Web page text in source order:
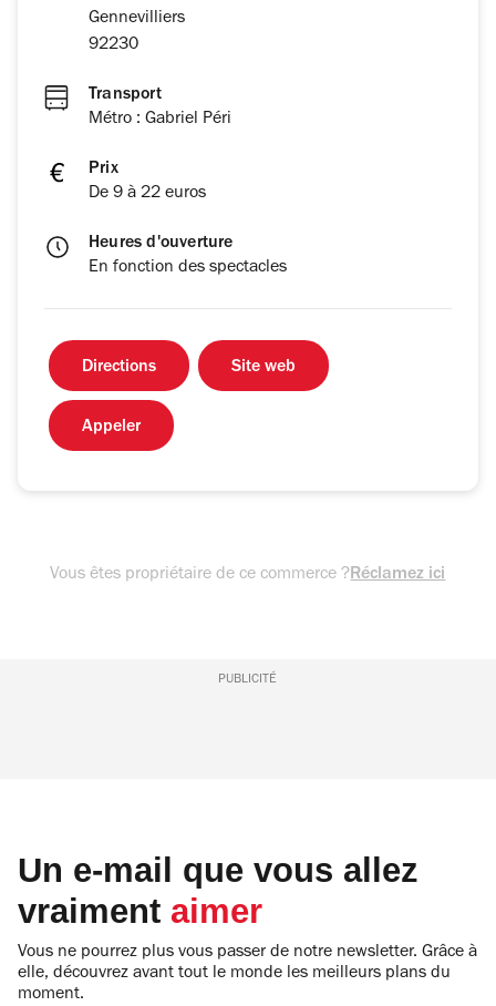
Gennevilliers
92230
Transport
Métro : Gabriel Péri
Prix
De 9 à 22 euros
Heures d'ouverture
En fonction des spectacles
Directions Site web
Appeler
Vous êtes propriétaire de ce commerce ?Réclamez ici
PUBLICITÉ
Un e-mail que vous allez
vraiment aimer
Vous ne pourrez plus vous passer de notre newsletter. Grâce à
elle, découvrez avant tout le monde les meilleurs plans du
moment.